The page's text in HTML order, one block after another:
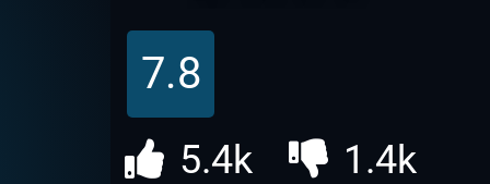
Лимаксио
7.8
5.4k 1.4k